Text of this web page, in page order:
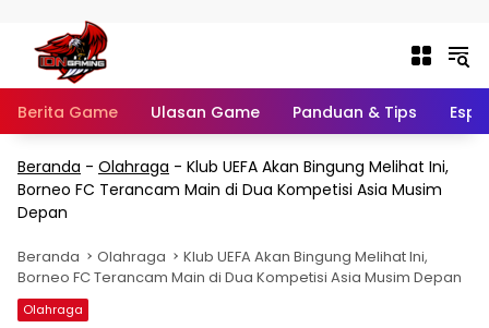
Berita Game Ulasan Game Panduan & Tips
Beranda - Olahraga - Klub UEFA Akan Bingung Melihat Ini,
Borneo FC Terancam Main di Dua Kompetisi Asia Musim
Depan
Beranda Olahraga
Klub UEFA Akan Bingung Melihat Ini,
Borneo FC Terancam Main di Dua Kompetisi Asia Musim Depan
Olahraga